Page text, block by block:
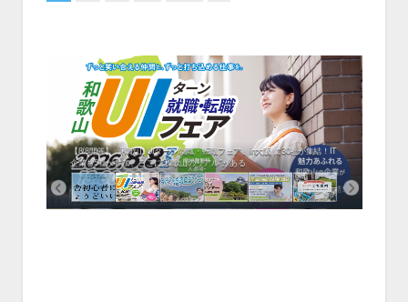
【8/8開催】「和歌山 UIターン就職・転職フェア」in大阪 に30社が集結！IT
企業も5社が参加、ここに“和歌山のリアル”がある